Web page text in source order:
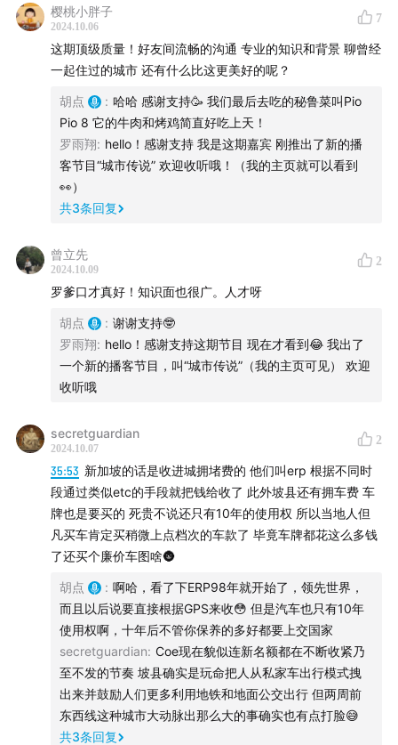
从政治经济的角度研究城市空间发展的议题，曾获世界银
行都市扶贫学术研究奖，并在《澎湃新闻》《新建筑》等
媒体发表文章。主播胡点在纽约生活过四年之后在新加坡
又恨。作为罗嗲的高中同学和曾经罗嗲的宅家做饭群成
员，在纽约最舒服的秋天，久违的重逢中录下了这期聊
00:52
嘉宾是怎么成为城市规划师的？日新月异、没有
总规的纽约
12:04纽约的阴暗面——高房价问题，以及纽约独特的
开发规划审批情况
21:09细高大楼周边的地用来干嘛？ 假如纽约城规是一
个桌游……
27:40纽约的极度自由，与伦敦的对比
42:50为什么美国政府做事情（尤其是面子工程）这么
困难？
56:40纽约人的买房vs租房逻辑
1:00:20曼哈顿之外的纽约，很大很丰富
1:11:32纽约为什么可以如此包容、多元、极繁、充满创
相关链接
两年前我台节目纽约为什么如此迷人 ~ 四海漫游
《创造大都会》豆瓣，淘宝、京东、当当都可以购买
在美国的朋友Etsy购买链接
罗嗲的微信公众号：不成熟研究 （从不同的角度研究城
樱桃小胖子
2024.10.06
7
这期顶级质量！好友间流畅的沟通 专业的知识和背景 聊曾经
一起住过的城市 还有什么比这更美好的呢？
胡点 : 哈哈 感谢支持🥳 我们最后去吃的秘鲁菜叫Pio
Pio 8 它的牛肉和烤鸡简直好吃上天！
罗雨翔: hello！感谢支持 我是这期嘉宾 刚推出了新的播
客节目“城市传说” 欢迎收听哦！（我的主页就可以看到
👀）
共3条回复
曾立先
2024.10.09
2
罗爹口才真好！知识面也很广。人才呀
胡点 : 谢谢支持🤓
罗雨翔: hello！感谢支持这期节目 现在才看到😂 我出了
一个新的播客节目，叫“城市传说”（我的主页可见） 欢迎
收听哦
secretguardian
2024.10.07
2
35:53 新加坡的话是收进城拥堵费的 他们叫erp 根据不同时
段通过类似etc的手段就把钱给收了 此外坡县还有拥车费 车
牌也是要买的 死贵不说还只有10年的使用权 所以当地人但
凡买车肯定买稍微上点档次的车款了 毕竟车牌都花这么多钱
了还买个廉价车图啥🌚
胡点 : 啊哈，看了下ERP98年就开始了，领先世界，
而且以后说要直接根据GPS来收😳 但是汽车也只有10年
使用权啊，十年后不管你保养的多好都要上交国家
secretguardian: Coe现在貌似连新名额都在不断收紧乃
至不发的节奏 坡县确实是玩命把人从私家车出行模式拽
出来并鼓励人们更多利用地铁和地面公交出行 但两周前
东西线这种城市大动脉出那么大的事确实也有点打脸😅
共3条回复